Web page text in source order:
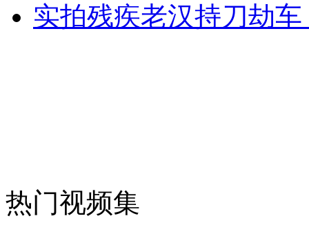
外交部：有关国家言论片面不公正
消防员救轻生者 花炮节热闹非凡
实拍残疾老汉持刀劫
热门视频集